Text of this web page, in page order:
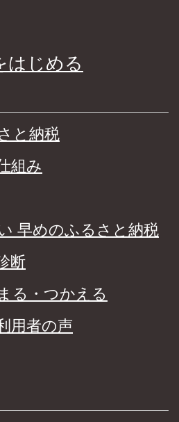
はじめる
と納税
組み
早めのふるさと納税
断
る・つかえる
用者の声